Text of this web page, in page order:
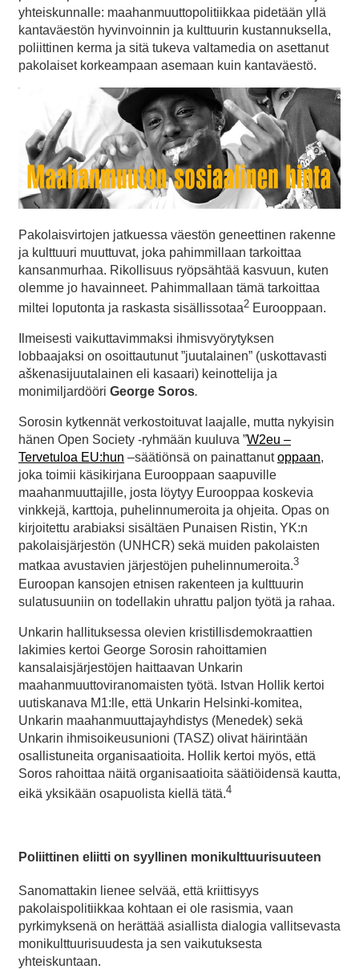
yhteiskunnalle: maahanmuuttopolitiikkaa pidetään yllä
kantaväestön hyvinvoinnin ja kulttuurin kustannuksella,
poliittinen kerma ja sitä tukeva valtamedia on asettanut
pakolaiset korkeampaan asemaan kuin kantaväestö.
Pakolaisvirtojen jatkuessa väestön geneettinen rakenne
ja kulttuuri muuttuvat, joka pahimmillaan tarkoittaa
kansanmurhaa. Rikollisuus ryöpsähtää kasvuun, kuten
olemme jo havainneet. Pahimmallaan tämä tarkoittaa
miltei loputonta ja raskasta sisällissotaa2 Eurooppaan.
Ilmeisesti vaikuttavimmaksi ihmisvyörytyksen
lobbaajaksi on osoittautunut ”juutalainen” (uskottavasti
aškenasijuutalainen eli kasaari) keinottelija ja
monimiljardööri George Soros.
Sorosin kytkennät verkostoituvat laajalle, mutta nykyisin
hänen Open Society -ryhmään kuuluva ”W2eu –
Tervetuloa EU:hun –säätiönsä on painattanutoppaan,
joka toimii käsikirjana Eurooppaan saapuville
maahanmuuttajille, josta löytyy Eurooppaa koskevia
vinkkejä, karttoja, puhelinnumeroita ja ohjeita. Opas on
kirjoitettu arabiaksi sisältäen Punaisen Ristin, YK:n
pakolaisjärjestön (UNHCR) sekä muiden pakolaisten
matkaa avustavien järjestöjen puhelinnumeroita.3
Euroopan kansojen etnisen rakenteen ja kulttuurin
sulatusuuniin on todellakin uhrattu paljon työtä ja rahaa.
Unkarin hallituksessa olevien kristillisdemokraattien
lakimies kertoi George Sorosin rahoittamien
kansalaisjärjestöjen haittaavan Unkarin
maahanmuuttoviranomaisten työtä. Istvan Hollik kertoi
uutiskanava M1:lle, että Unkarin Helsinki-komitea,
Unkarin maahanmuuttajayhdistys (Menedek) sekä
Unkarin ihmisoikeusunioni (TASZ) olivat häirintään
osallistuneita organisaatioita. Hollik kertoi myös, että
Soros rahoittaa näitä organisaatioita säätiöidensä kautta,
eikä yksikään osapuolista kiellä tätä.4
Poliittinen eliitti on syyllinen monikulttuurisuuteen
Sanomattakin lienee selvää, että kriittisyys
pakolaispolitiikkaa kohtaan ei ole rasismia, vaan
pyrkimyksenä on herättää asiallista dialogia vallitsevasta
monikulttuurisuudesta ja sen vaikutuksesta
yhteiskuntaan.